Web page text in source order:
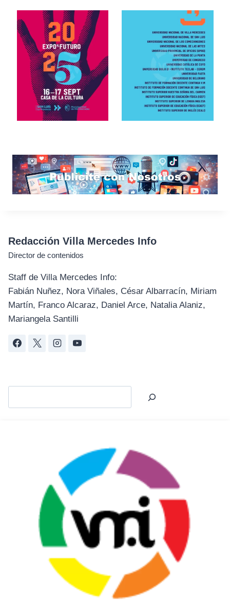
Redacción Villa Mercedes Info
Director de contenidos
Staff de Villa Mercedes Info:
Fabián Nuñez, Nora Viñales, César Albarracín, Miriam
Martín, Franco Alcaraz, Daniel Arce, Natalia Alaniz,
Mariangela Santilli